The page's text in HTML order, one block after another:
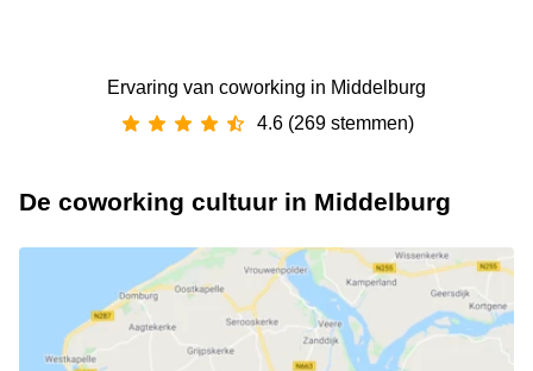
Ervaring van ‪coworking‬ in Middelburg
4.6 (269 stemmen)
De coworking cultuur in Middelburg